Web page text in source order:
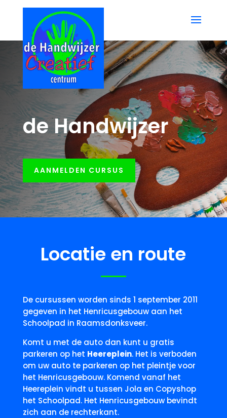
de Handwijzer
AANMELDEN CURSUS
Locatie en route
De cursussen worden sinds 1 september 2011
gegeven in het Henricusgebouw aan het
Schoolpad in Raamsdonksveer.
Komt u met de auto dan kunt u gratis
parkeren op het Heereplein. Het is verboden
om uw auto te parkeren op het pleintje voor
het Henricusgebouw. Komend vanaf het
Heereplein vindt u tussen Jola en Copyshop
het Schoolpad. Het Henricusgebouw bevindt
zich aan de rechterkant.